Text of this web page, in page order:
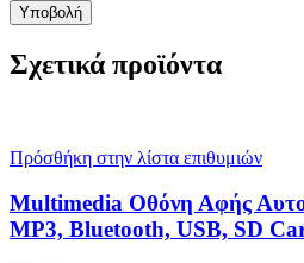
Σχετικά προϊόντα
Πρόσθήκη στην λίστα επιθυμιών
Multimedia Οθόνη Αφής
MP3, Bluetooth, USB, SD